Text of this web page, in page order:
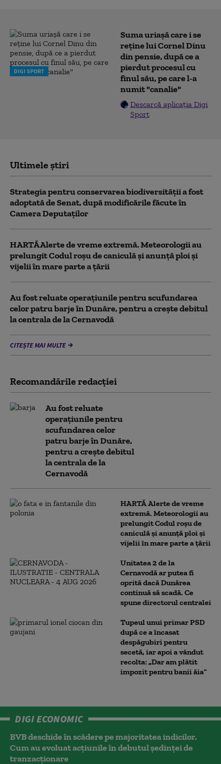
DIGI SPORT
Suma uriașă care i se
reține lui Cornel Dinu
din pensie, după ce a
pierdut procesul cu
finul său, pe care l-a
numit "canalie"
Descarcă aplicația Digi
Sport
Ultimele știri
Strategia pentru conservarea biodiversității a fost
adoptată de Senat, după modificările făcute în
Camera Deputaților
HARTĂ Alerte de vreme extremă. Meteorologii au
prelungit Codul roșu de caniculă și anunță ploi și
vijelii în mare parte a țării
Au fost reluate operațiunile pentru scufundarea
celor patru barje în Dunăre, pentru a crește debitul
la centrala de la Cernavodă
CITEȘTE MAI MULTE
Recomandările redacţiei
Au fost reluate
operațiunile pentru
scufundarea celor
patru barje în Dunăre,
pentru a crește debitul
la centrala de la
Cernavodă
HARTĂ Alerte de vreme
extremă. Meteorologii au
prelungit Codul roșu de
caniculă și anunță ploi și
vijelii în mare parte a țării
Unitatea 2 de la
Cernavodă ar putea fi
oprită dacă Dunărea
continuă să scadă. Ce
spune directorul centralei
Tupeul unui primar PSD
după ce a încasat
despăgubiri pentru
secetă, iar apoi a vândut
recolta: „Dar am plătit
impozit pentru banii ăia”
DIGI ECONOMIC
BVB deschide în scădere pe majoritatea indicilor.
Cum au evoluat acțiunile în debutul ședinței de
tranzacționare